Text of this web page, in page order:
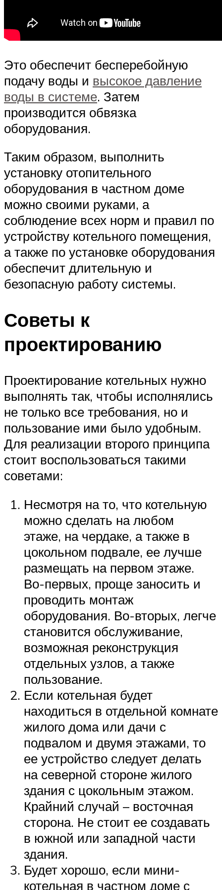
Это обеспечит бесперебойную
подачу воды и высокое давление
воды в системе. Затем
производится обвязка
оборудования.
Таким образом, выполнить
установку отопительного
оборудования в частном доме
можно своими руками, а
соблюдение всех норм и правил по
устройству котельного помещения,
а также по установке оборудования
обеспечит длительную и
безопасную работу системы.
Советы к
проектированию
Проектирование котельных нужно
выполнять так, чтобы исполнялись
не только все требования, но и
пользование ими было удобным.
Для реализации второго принципа
стоит воспользоваться такими
советами:
Несмотря на то, что котельную
можно сделать на любом
этаже, на чердаке, а также в
цокольном подвале, ее лучше
размещать на первом этаже.
Во-первых, проще заносить и
проводить монтаж
оборудования. Во-вторых, легче
становится обслуживание,
возможная реконструкция
отдельных узлов, а также
пользование.
Если котельная будет
находиться в отдельной комнате
жилого дома или дачи с
подвалом и двумя этажами, то
ее устройство следует делать
на северной стороне жилого
здания с цокольным этажом.
Крайний случай – восточная
сторона. Не стоит ее создавать
в южной или западной части
здания.
Будет хорошо, если мини-
котельная в частном доме с